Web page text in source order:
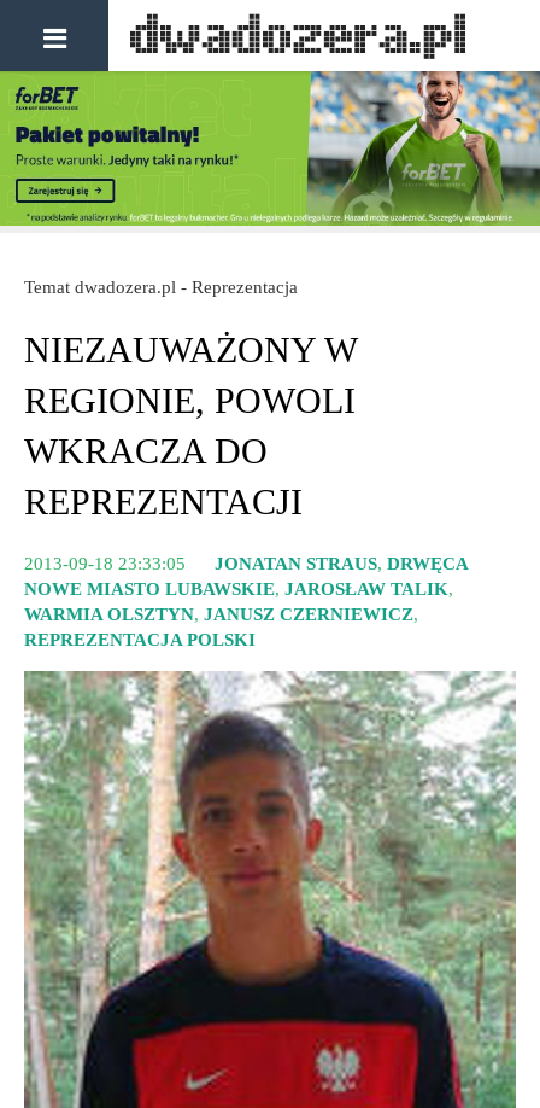
Temat dwadozera.pl - Reprezentacja
NIEZAUWAŻONY W
REGIONIE, POWOLI
WKRACZA DO
REPREZENTACJI
2013-09-18 23:33:05 JONATAN STRAUS, DRWĘCA
NOWE MIASTO LUBAWSKIE, JAROSŁAW TALIK,
WARMIA OLSZTYN, JANUSZ CZERNIEWICZ,
REPREZENTACJA POLSKI